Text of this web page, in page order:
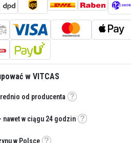
w VITCAS
od producenta
Etykietka
nawet w ciągu 24 godzin
Etykietka
w Polsce